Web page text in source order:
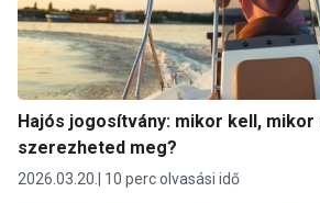
Hajós jogosítvány: mikor kell, mikor
szerezheted meg?
2026.03.20. 10 perc olvasási idő